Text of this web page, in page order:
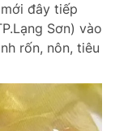
đây tiếp
Sơn) vào
rốn, nôn, tiêu